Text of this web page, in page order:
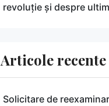
revoluție și despre
Articole recente
Solicitare de